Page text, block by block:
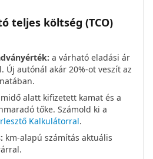
teljes költség (TCO)
a várható eladási ár
Új autónál akár 20%-ot veszít az
alatt kifizetett kamat és a
tőke. Számold ki a
Kalkulátorral.
km-alapú számítás aktuális